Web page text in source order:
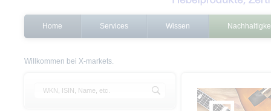
Home Services Wissen
Willkommen bei X-markets.